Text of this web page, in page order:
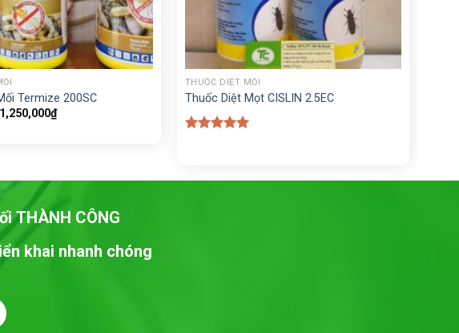
Termize 200SC
Giá
gốc
1,250,000₫Giá
hiện
+
THUỐC DIỆT MỐI
Thuốc Diệt Mọt CISLIN 2.5EC
THÀNH CÔNG
khai nhanh chóng